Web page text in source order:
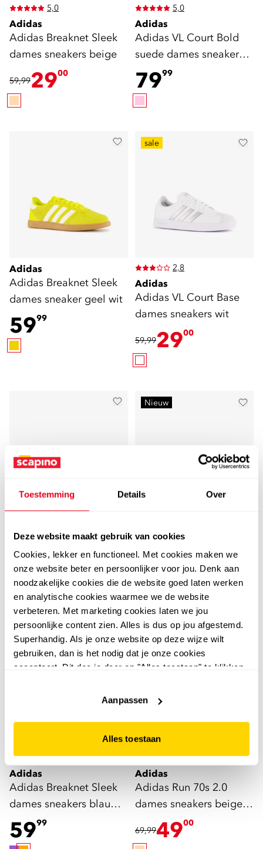
Toestemming Details Over
Deze website maakt gebruik van cookies
Cookies, lekker en functioneel. Met cookies maken we
onze website beter en persoonlijker voor jou. Denk aan
noodzakelijke cookies die de website goed laten werken
en analytische cookies waarmee we de website
verbeteren. Met marketing cookies laten we jou
persoonlijke content zien. Alles is dus op jou afgestemd.
Superhandig. Als je onze website op deze wijze wilt
gebruiken, dan is het nodig dat je onze cookies
accepteert. Dit doe je door op "Alles toestaan" te klikken.
website niet optimaal functioneert.
Aanpassen
Alles toestaan
5,0
Adidas
Adidas Breaknet Sleek
dames sneakers beige
59,992900
5,0
Adidas
Adidas VL Court Bold
suede dames sneakers
roze groen
7999
Adidas
Adidas Breaknet Sleek
dames sneaker geel wit
5999
sale
2,8
Adidas
Adidas VL Court Base
dames sneakers wit
59,992900
Adidas Streettalk dames
sneakers wit
64 99
Nieuw
Adidas Streettalk Bold
dames sneakers grijs
69
leer
Adidas
Adidas Breaknet Sleek
dames sneakers blauw
oranje
5999
sale
Adidas
Adidas Run 70s 2.0
dames sneakers beige
69,994900